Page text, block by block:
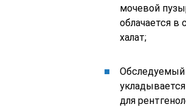
мочевой
облачается
халат;
Обследуемый
для